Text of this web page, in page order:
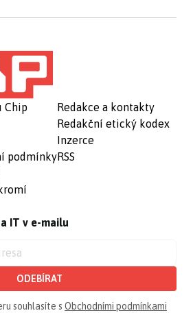
Chip
podmínky
Redakce a kontakty
Redakční etický kodex
Inzerce
RSS
IT v e-mailu
ODEBÍRAT
souhlasíte s Obchodními podmínkami